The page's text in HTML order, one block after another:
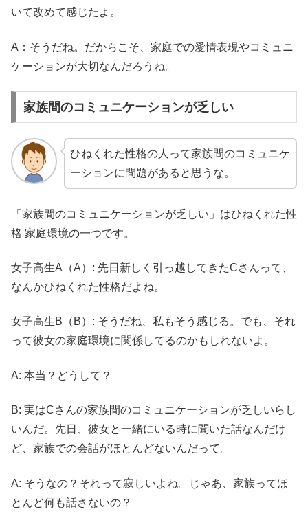
いて改めて感じたよ。
A：そうだね。だからこそ、家庭での愛情表現やコミュニ
ケーションが大切なんだろうね。
家族間のコミュニケーションが乏しい
ひねくれた性格の人って家族間のコミュニケ
ーションに問題があると思うな。
「家族間のコミュニケーションが乏しい」はひねくれた性
格 家庭環境の一つです。
女子高生A（A）: 先日新しく引っ越してきたCさんって、
なんかひねくれた性格だよね。
女子高生B（B）: そうだね、私もそう感じる。でも、それ
って彼女の家庭環境に関係してるのかもしれないよ。
A: 本当？どうして？
B: 実はCさんの家族間のコミュニケーションが乏しいらし
いんだ。先日、彼女と一緒にいる時に聞いた話なんだけ
ど、家族での会話がほとんどないんだって。
A: そうなの？それって寂しいよね。じゃあ、家族ってほ
とんど何も話さないの？